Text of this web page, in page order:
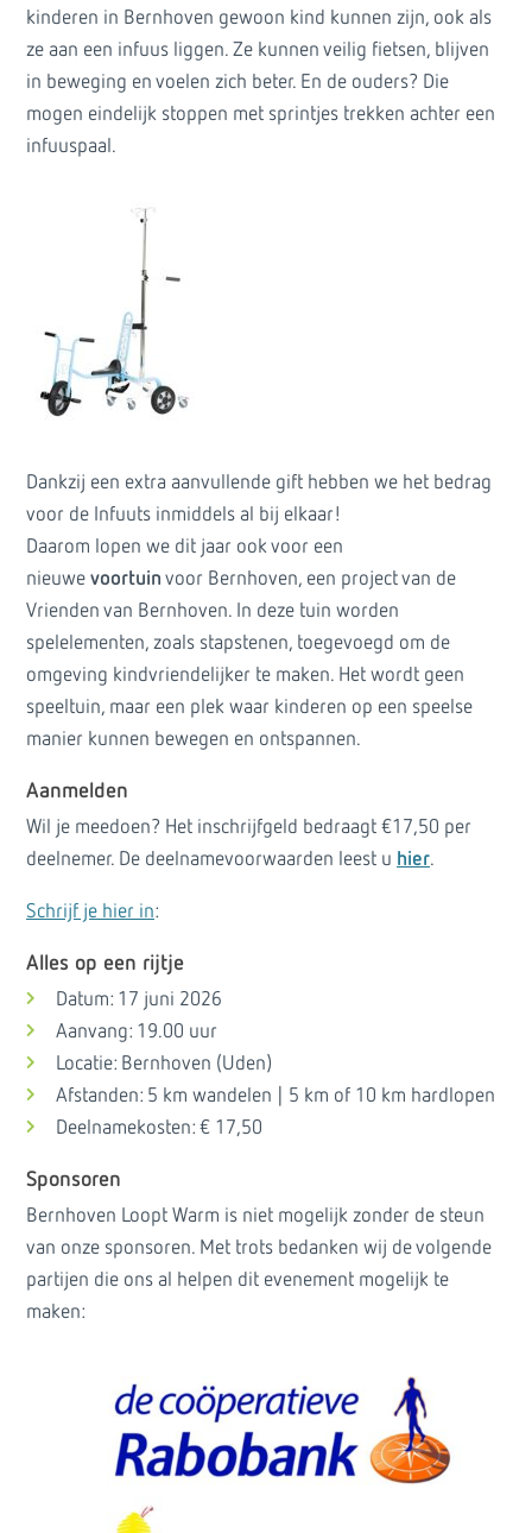
kinderen in Bernhoven gewoon kind kunnen zijn, ook als
ze aan een infuus liggen. Ze kunnen veilig fietsen, blijven
in beweging en voelen zich beter. En de ouders? Die
mogen eindelijk stoppen met sprintjes trekken achter een
infuuspaal.
Dankzij een extra aanvullende gift hebben we het bedrag
voor de Infuuts inmiddels al bij elkaar!
Daarom lopen we dit jaar ook voor een
nieuwe voortuin voor Bernhoven, een project van de
Vrienden van Bernhoven. In deze tuin worden
spelelementen, zoals stapstenen, toegevoegd om de
omgeving kindvriendelijker te maken. Het wordt geen
speeltuin, maar een plek waar kinderen op een speelse
manier kunnen bewegen en ontspannen.
Aanmelden
Wil je meedoen? Het inschrijfgeld bedraagt €17,50 per
deelnemer. De deelnamevoorwaarden leest u hier.
Schrijf je hier in:
Alles op een rijtje
Datum: 17 juni 2026
Aanvang: 19.00 uur
Locatie: Bernhoven (Uden)
Afstanden: 5 km wandelen | 5 km of 10 km hardlopen
Deelnamekosten: € 17,50
Sponsoren
Bernhoven Loopt Warm is niet mogelijk zonder de steun
van onze sponsoren. Met trots bedanken wij de volgende
partijen die ons al helpen dit evenement mogelijk te
maken: